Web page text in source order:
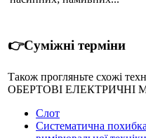
👉Суміжні терміни
Також прогляньте схожі
ОБЕРТОВІ
Слот
Систематична